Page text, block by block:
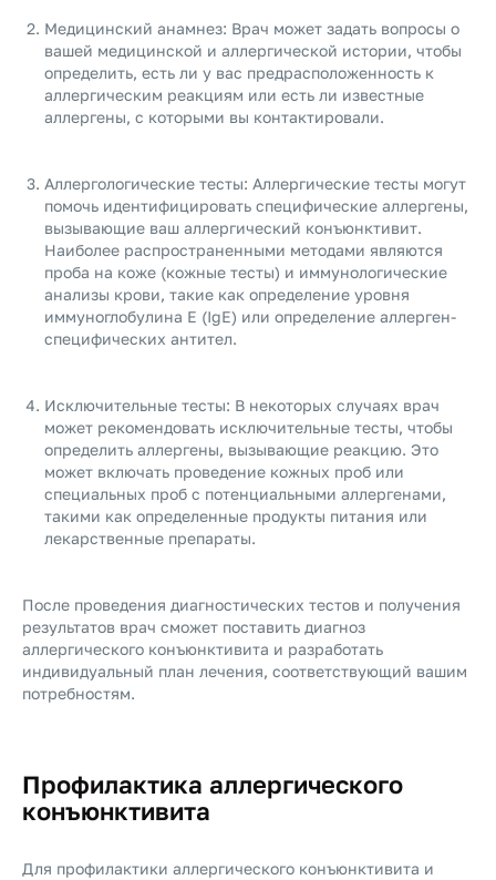
Медицинский анамнез: Врач может задать вопросы о
вашей медицинской и аллергической истории, чтобы
определить, есть ли у вас предрасположенность к
аллергическим реакциям или есть ли известные
аллергены, с которыми вы контактировали.
Аллергологические тесты: Аллергические тесты могут
помочь идентифицировать специфические аллергены,
вызывающие ваш аллергический конъюнктивит.
Наиболее распространенными методами являются
проба на коже (кожные тесты) и иммунологические
анализы крови, такие как определение уровня
иммуноглобулина E (IgE) или определение аллерген-
специфических антител.
Исключительные тесты: В некоторых случаях врач
может рекомендовать исключительные тесты, чтобы
определить аллергены, вызывающие реакцию. Это
может включать проведение кожных проб или
специальных проб с потенциальными аллергенами,
такими как определенные продукты питания или
лекарственные препараты.
После проведения диагностических тестов и получения
результатов врач сможет поставить диагноз
аллергического конъюнктивита и разработать
индивидуальный план лечения, соответствующий вашим
потребностям.
Профилактика аллергического
конъюнктивита
Для профилактики аллергического конъюнктивита и